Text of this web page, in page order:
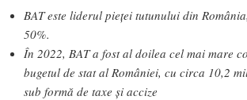
BAT este liderul pieței tutunului din
50%.
În 2022, BAT a fost al doilea cel mai mare
bugetul de stat al României, cu circa 10,2
sub formă de taxe și accize